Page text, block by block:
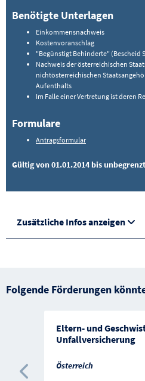
Benötigte Unterlagen
Einkommensnachweis
Kostenvoranschlag
"Begünstigt Behinderte" (Bescheid
Nachweis der österreichischen
nichtösterreichischen
Aufenthalts
Im Falle einer Vertretung ist deren
Formulare
Antragsformular
Gültig von 01.01.2014 bis
Zusätzliche Infos anzeigen
Folgende Förderungen
Eltern- und
Unfallversicherung
Österreich